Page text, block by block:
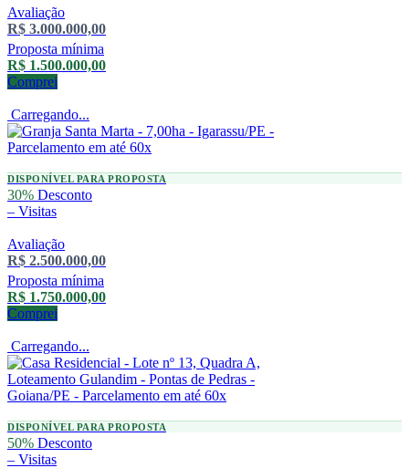
Avaliação
R$ 3.000.000,00
Proposta mínima
R$ 1.500.000,00
Comprei
Carregando...
DISPONÍVEL PARA PROPOSTA
30% Desconto
– Visitas
Avaliação
R$ 2.500.000,00
Proposta mínima
R$ 1.750.000,00
Comprei
Carregando...
DISPONÍVEL PARA PROPOSTA
50% Desconto
– Visitas